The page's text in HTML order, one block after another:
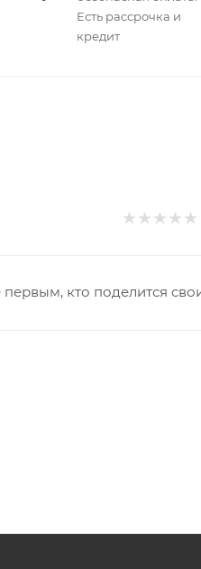
Есть рассрочка и
кредит
кто поделится